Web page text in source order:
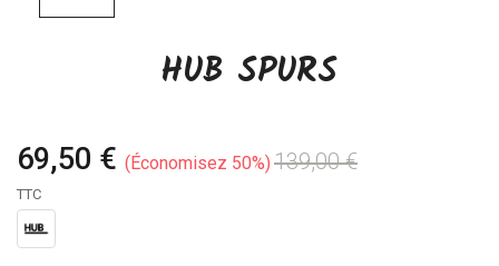
HUB SPURS
69,50 € Économisez 50% 139,00 €
TTC